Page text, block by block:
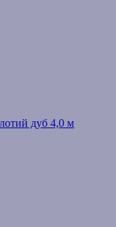
дуб 4,0 м